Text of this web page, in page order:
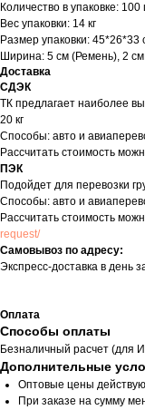
Количество в упаковке: 100
Вес упаковки: 14 кг
Размер упаковки: 45*26*33
Ширина: 5 см (Ремень), 2
Доставка
СДЭК
ТК предлагает наиболее
20 кг
Способы: авто и
Рассчитать стоимость
ПЭК
Подойдет для перевозки
Способы: авто и
Рассчитать стоимость
request/
Самовывоз по адресу:
Экспресс-доставка в день
Оплата
Способы оплаты
Безналичный расчет
Дополнительные
Оптовые цены
При заказе на сумму